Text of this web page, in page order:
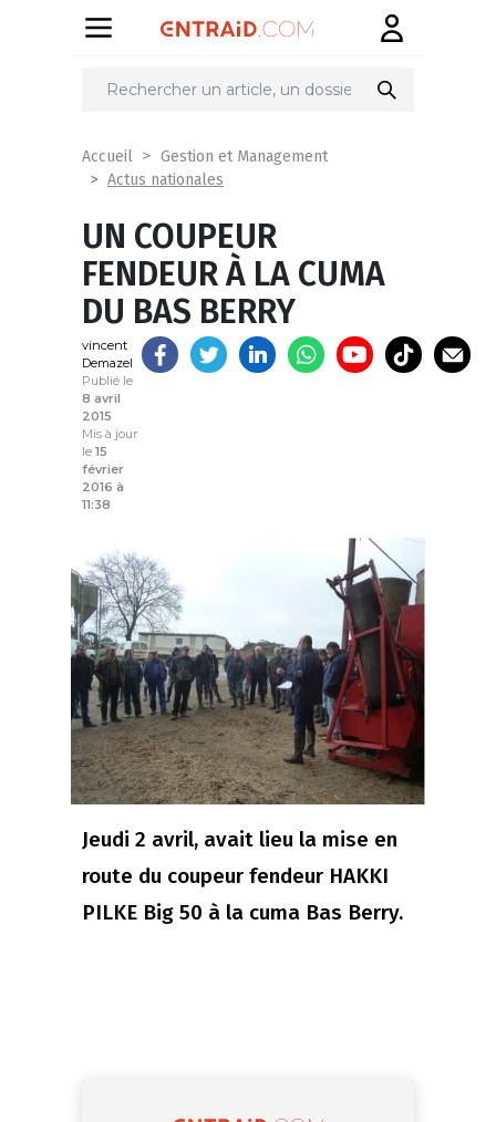
Partager
Accueil
Gestion et Management
Actus nationales
UN COUPEUR
FENDEUR À LA CUMA
DU BAS BERRY
vincent
Demazel
Publié le
8 avril
2015
Mis à jour
le 15
février
2016 à
11:38
Jeudi 2 avril, avait lieu la mise en
route du coupeur fendeur HAKKI
PILKE Big 50 à la cuma Bas Berry.